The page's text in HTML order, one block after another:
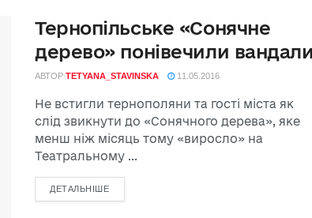
Тернопільське «Сонячне
дерево» понівечили вандали
АВТОР TETYANA_STAVINSKA 11.05.2016
Не встигли тернополяни та гості міста як
слід звикнути до «Сонячного дерева», яке
менш ніж місяць тому «виросло» на
Театральному ...
ДЕТАЛЬНІШЕ